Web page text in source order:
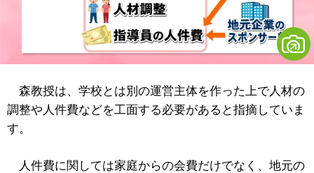
森教授は、学校とは別の運営主体を作った上で人材の
調整や人件費などを工面する必要があると指摘していま
す。
人件費に関しては家庭からの会費だけでなく、地元の